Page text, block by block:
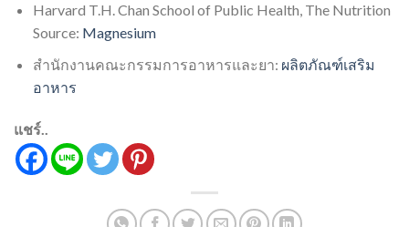
Harvard T.H. Chan School of Public Health, The Nutrition
Source: Magnesium
สำนักงานคณะกรรมการอาหารและยา: ผลิตภัณฑ์เสริม
อาหาร
แชร์..